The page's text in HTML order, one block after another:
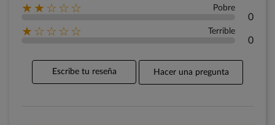
★★☆☆☆ Pobre
0
★☆☆☆☆ Terrible
0
Escribe tu reseña Hacer una pregunta